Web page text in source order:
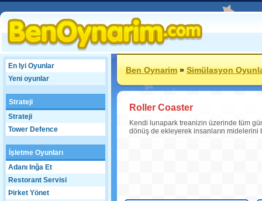
En Iyi Oyunlar
Yeni oyunlar
Strateji
Strateji
Tower Defence
İşletme Oyunları
Adanı Inğa Et
Restorant Servisi
Þirket Yönet
Ben Oynarim»Simülasyon
Roller Coaster
Kendi lunapark treanizin üzerinde tüm
dönüş de ekleyerek insanların midelerini